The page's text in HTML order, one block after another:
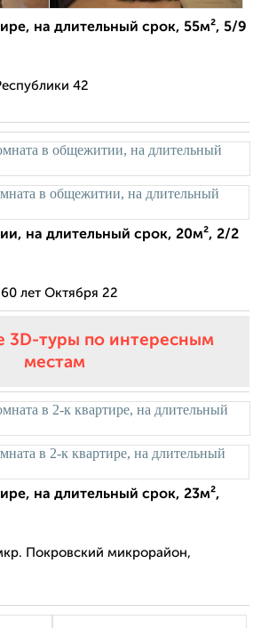
на длительный срок, 55м², 5/9
42
на длительный срок, 20м², 2/2
лет Октября 22
3D-туры по интересным
местам
на длительный срок, 23м²,
Покровский микрорайон,